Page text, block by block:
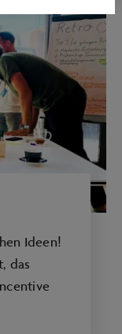
Ideen!
das